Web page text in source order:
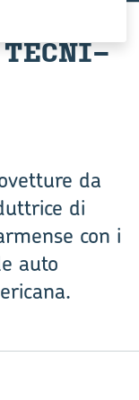
TEC­NI­
da
di
con i
auto